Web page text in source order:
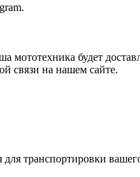
будет
связи на нашем сайте.
транспортировки